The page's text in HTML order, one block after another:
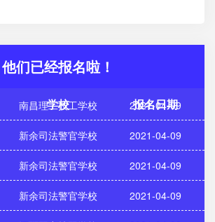
他们已经报名啦！
学校 报名日期
新余司法警官学校 2021-04-09
新余司法警官学校 2021-04-09
新余司法警官学校 2021-04-09
江西工商技工学校 2021-04-09